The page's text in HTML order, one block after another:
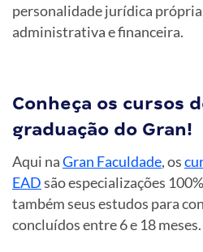
personalidade jurídica
administrativa e financeira.
Conheça os cursos
graduação do Gran!
Aqui naGran Faculdade, os
EADsão especializações
também seus estudos para
concluídos entre 6 e 18 meses.